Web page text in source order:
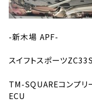
-新木場 APF-
スイフトスポーツ
TM-SQUAREコンプ
ECU